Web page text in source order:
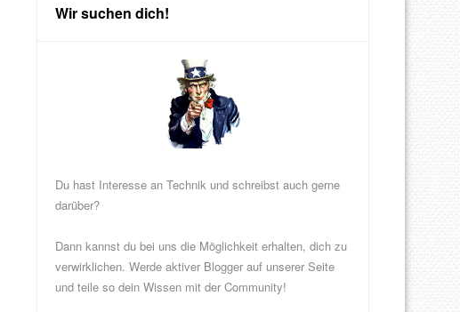
Wir suchen dich!
Du hast Interesse an Technik und schreibst auch gerne
darüber?
Dann kannst du bei uns die Möglichkeit erhalten, dich zu
verwirklichen. Werde aktiver Blogger auf unserer Seite
und teile so dein Wissen mit der Community!